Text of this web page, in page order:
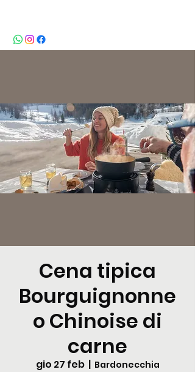
Cena tipica
Bourguignonne
o Chinoise di
carne
gio 27 feb
  |
Bardonecchia